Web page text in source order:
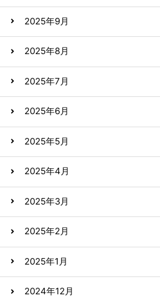
2025年9月
2025年8月
2025年7月
2025年6月
2025年5月
2025年4月
2025年3月
2025年2月
2025年1月
2024年12月